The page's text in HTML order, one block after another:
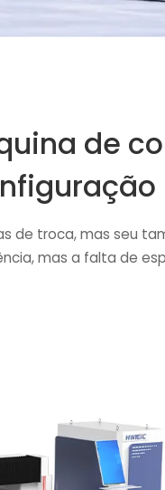
de
de troca, mas seu
mas a falta de